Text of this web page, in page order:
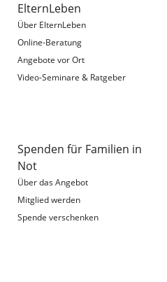
ElternLeben
Über ElternLeben
Online-Beratung
Angebote vor Ort
Video-Seminare & Ratgeber
Spenden für Familien in
Not
Über das Angebot
Mitglied werden
Spende verschenken